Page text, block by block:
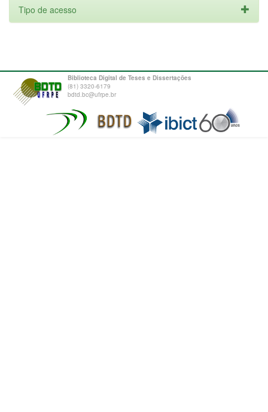
Tipo de acesso
Biblioteca Digital de Teses e Dissertações
(81) 3320-6179
bdtd.bc@ufrpe.br